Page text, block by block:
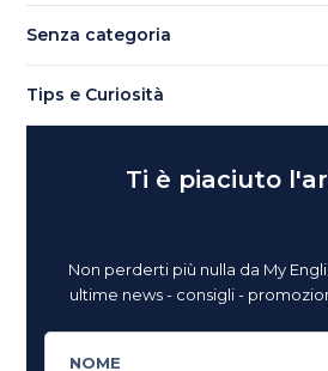
Senza categoria
Tips e Curiosità
Ti è piaciuto
Non perderti più nulla da My
ultime news - consigli -